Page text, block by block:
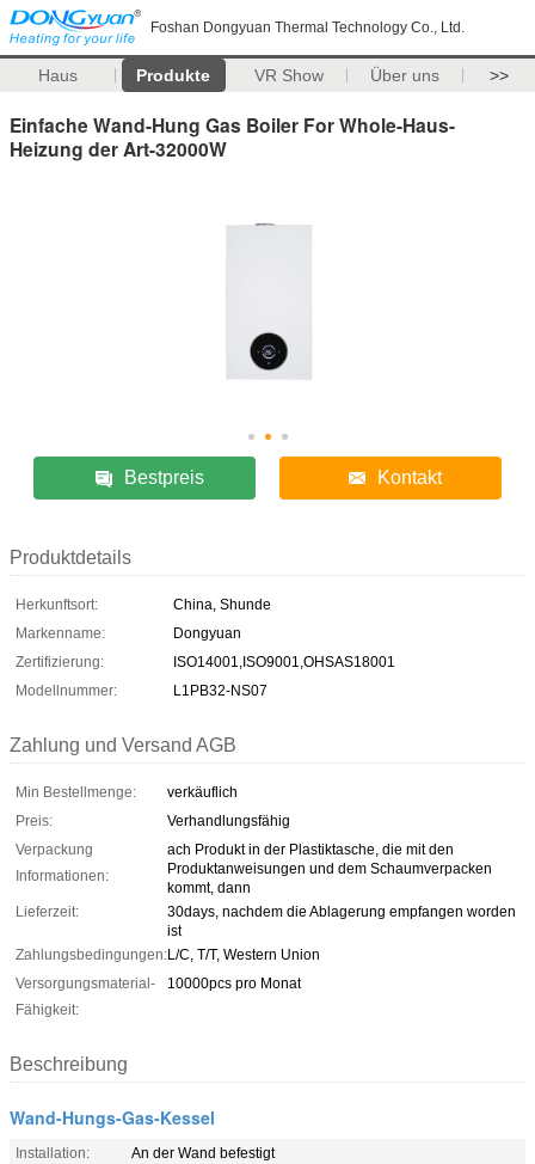
Foshan Dongyuan Thermal Technology Co., Ltd.
Haus Produkte VR Show Über uns >>
Einfache Wand-Hung Gas Boiler For Whole-Haus-
Heizung der Art-32000W
Bestpreis Kontakt
Produktdetails
Herkunftsort:
China, Shunde
Markenname:
Dongyuan
Zertifizierung:
ISO14001,ISO9001,OHSAS18001
Modellnummer:
L1PB32-NS07
Zahlung und Versand AGB
Min Bestellmenge:
verkäuflich
Preis:
Verhandlungsfähig
Verpackung
Informationen:
ach Produkt in der Plastiktasche, die mit den
Produktanweisungen und dem Schaumverpacken
kommt, dann
Lieferzeit:
30days, nachdem die Ablagerung empfangen worden
ist
Zahlungsbedingungen:L/C, T/T, Western Union
Versorgungsmaterial-
Fähigkeit:
10000pcs pro Monat
Beschreibung
Wand-Hungs-Gas-Kessel
Installation:
An der Wand befestigt